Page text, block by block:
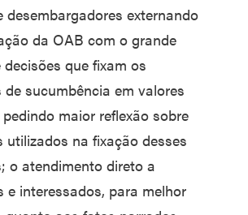
desembargadores externando
da OAB com o grande
decisões que fixam os
de sucumbência em valores
maior reflexão sobre
utilizados na fixação desses
o atendimento direto a
e interessados, para melhor